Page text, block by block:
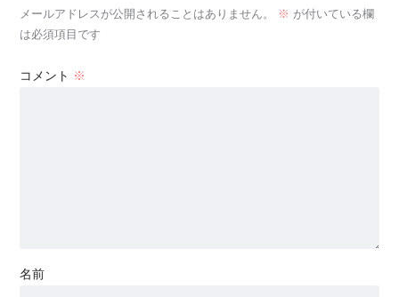
メールアドレスが公開されることはありません。 ※ が付いている欄
は必須項目です
コメント ※
名前